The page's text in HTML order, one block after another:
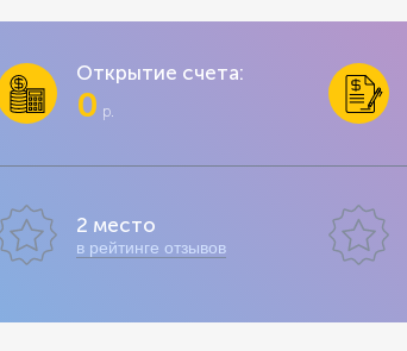
Открытие счета:
0 р.
2 место
в рейтинге отзывов